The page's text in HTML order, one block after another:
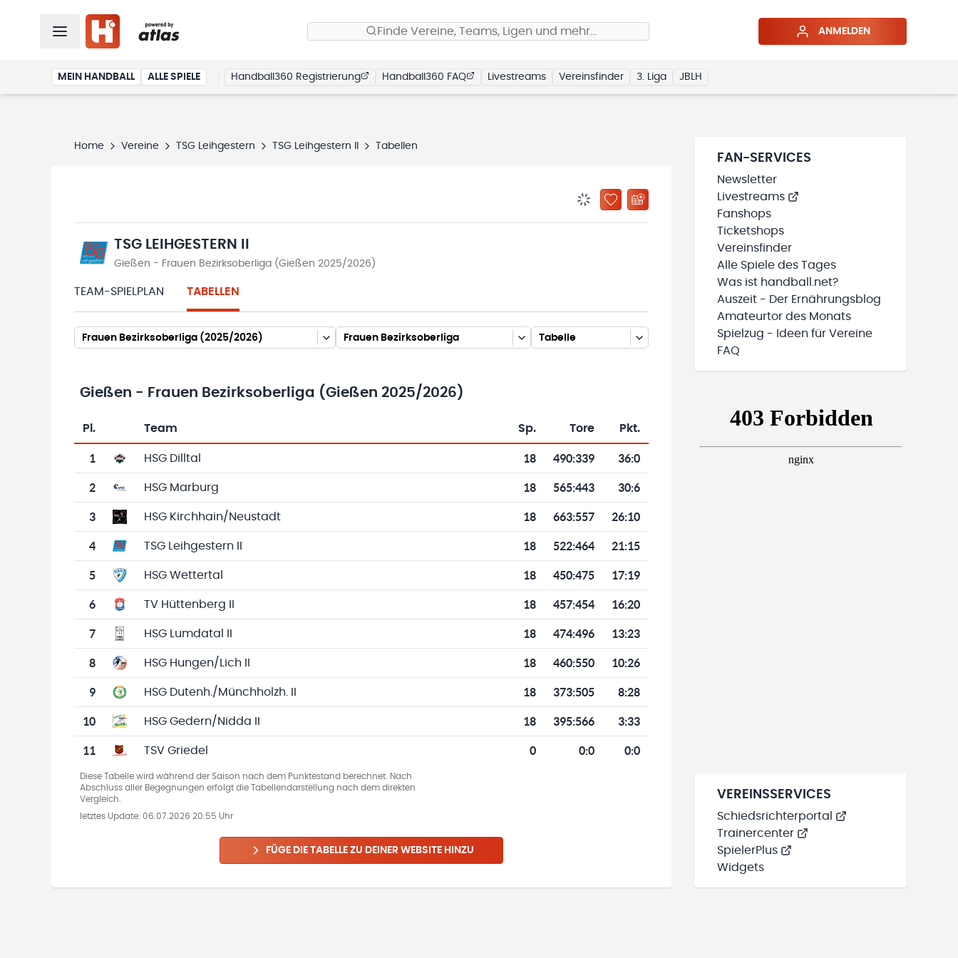
Finde Vereine, Teams, Ligen und mehr… ANMELDEN
MEIN HANDBALL ALLE SPIELE Handball360 Registrierung Handball360 FAQ Livestreams Vereinsfinder 3. Liga JBLH
Home Vereine TSG Leihgestern TSG Leihgestern II Tabellen
BENACHRICHTIGUNGSSTATUS WIRD GELADEN
ZU „MEINE TEAMS“ HINZUFÜGEN
TSG LEIHGESTERN II
Gießen - Frauen Bezirksoberliga (Gießen 2025/2026)
TEAM-SPIELPLAN TABELLEN
Frauen Bezirksoberliga (2025/2026) Frauen Bezirksoberliga Tabelle
Gießen - Frauen Bezirksoberliga (Gießen 2025/2026)
Tabelle mit Vereinsplatzierungen, Spielen, Toren und Punkten
Pl. Team Sp. Tore Pkt.
1 HSG Dilltal 18 490:339 36:0
2 HSG Marburg 18 565:443 30:6
3 HSG Kirchhain/Neustadt 18 663:557 26:10
4 TSG Leihgestern II 18 522:464 21:15
5 HSG Wettertal 18 450:475 17:19
6 TV Hüttenberg II 18 457:454 16:20
7 HSG Lumdatal II 18 474:496 13:23
8 HSG Hungen/Lich II 18 460:550 10:26
9 HSG Dutenh./Münchholzh. II 18 373:505 8:28
10 HSG Gedern/Nidda II 18 395:566 3:33
11 TSV Griedel 0 0:0 0:0
Diese Tabelle wird während der Saison nach dem Punktestand berechnet. Nach
Abschluss aller Begegnungen erfolgt die Tabellendarstellung nach dem direkten
Vergleich.
letztes Update: 06.07.2026 20:55 Uhr
FÜGE DIE TABELLE ZU DEINER WEBSITE HINZU
FAN-SERVICES
Newsletter
Livestreams
Fanshops
Ticketshops
Vereinsfinder
Alle Spiele des Tages
Was ist handball.net?
Auszeit - Der Ernährungsblog
Amateurtor des Monats
Spielzug - Ideen für Vereine
FAQ
VEREINSSERVICES
Schiedsrichterportal
Trainercenter
SpielerPlus
Widgets